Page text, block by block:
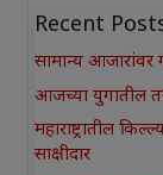
Recent
सामान्य आजारांवर
आजच्या युगातील
महाराष्ट्रातील
साक्षीदार